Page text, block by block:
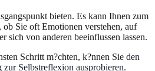
bieten. Es kann Ihnen zum
Sie oft Emotionen verstehen, auf
sich von anderen beeinflussen lassen.
Schritt m?chten, k?nnen Sie den
zur Selbstreflexion ausprobieren.